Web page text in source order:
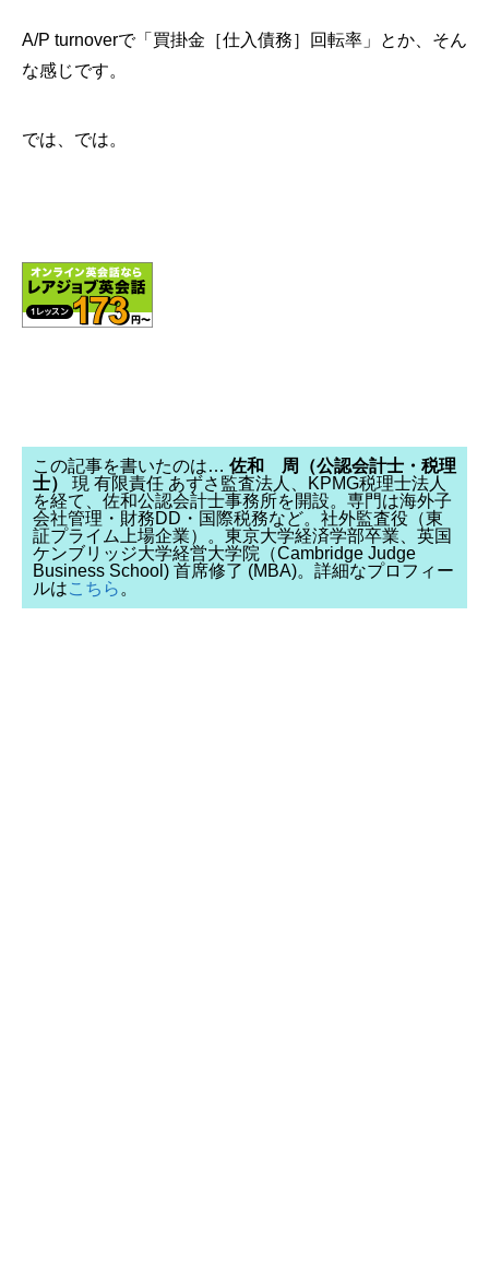
A/P turnoverで「買掛金［仕入債務］回転率」とか、そん
な感じです。
では、では。
この記事を書いたのは… 佐和 周（公認会計士・税理
士）
現 有限責任 あずさ監査法人、KPMG税理士法人
を経て、佐和公認会計士事務所を開設。専門は海外子
会社管理・財務DD・国際税務など。社外監査役（東
証プライム上場企業）。東京大学経済学部卒業、英国
ケンブリッジ大学経営大学院（Cambridge Judge
Business School) 首席修了 (MBA)。詳細なプロフィー
ルはこちら 。